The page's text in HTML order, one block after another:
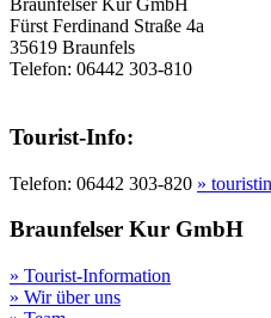
Braunfelser Kur GmbH
Fürst Ferdinand Straße 4a
35619 Braunfels
Telefon: 06442 303-810
Tourist-Info:
Telefon: 06442 303-820 »
Braunfelser Kur GmbH
» Tourist-Information
» Wir über uns